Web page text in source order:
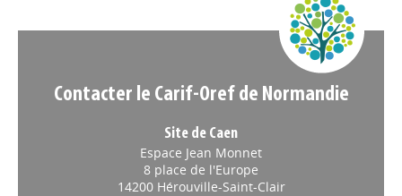
Contacter le Carif-Oref de Normandie
Site de Caen
Espace Jean Monnet
8 place de l'Europe
14200 Hérouville-Saint-Clair